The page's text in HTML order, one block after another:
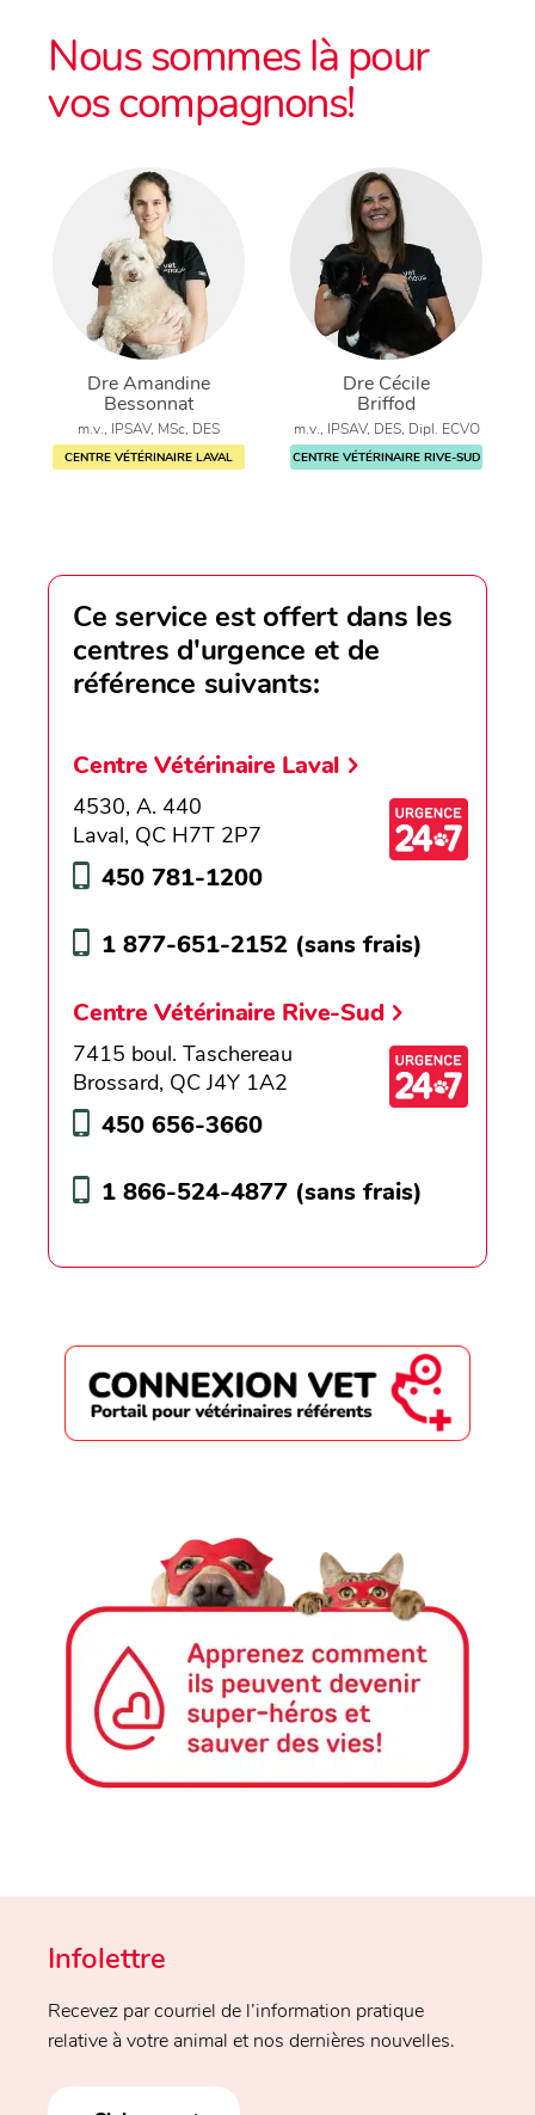
Nous sommes là pour
vos compagnons!
Dre Amandine
Bessonnat
m.v., IPSAV, MSc, DES
CENTRE VÉTÉRINAIRE LAVAL
Dre Cécile
Briffod
m.v., IPSAV, DES, Dipl. ECVO
CENTRE VÉTÉRINAIRE RIVE-SUD
Ce service est offert dans les
centres d'urgence et de
référence suivants:
Centre Vétérinaire Laval
4530, A. 440
Laval, QC H7T 2P7
450 781-1200
1 877-651-2152 (sans frais)
Centre Vétérinaire Rive-Sud
7415 boul. Taschereau
Brossard, QC J4Y 1A2
450 656-3660
1 866-524-4877 (sans frais)
Infolettre
Recevez par courriel de l’information pratique
relative à votre animal et nos dernières nouvelles.